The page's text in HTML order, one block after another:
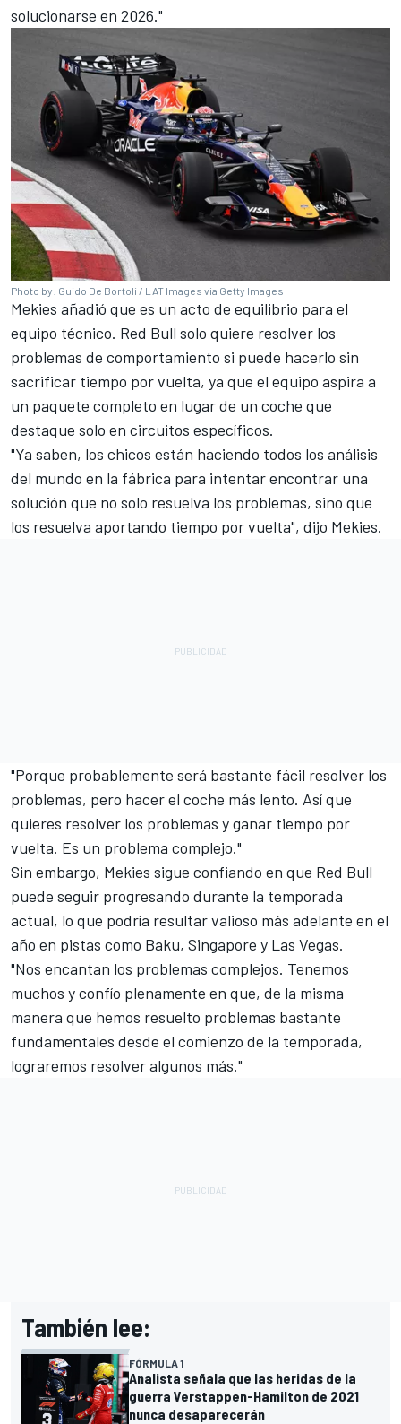
solucionarse en 2026."
Photo by: Guido De Bortoli / LAT Images via Getty Images
Mekies añadió que es un acto de equilibrio para el
equipo técnico. Red Bull solo quiere resolver los
problemas de comportamiento si puede hacerlo sin
sacrificar tiempo por vuelta, ya que el equipo aspira a
un paquete completo en lugar de un coche que
destaque solo en circuitos específicos.
"Ya saben, los chicos están haciendo todos los análisis
del mundo en la fábrica para intentar encontrar una
solución que no solo resuelva los problemas, sino que
los resuelva aportando tiempo por vuelta", dijo Mekies.
"Porque probablemente será bastante fácil resolver los
problemas, pero hacer el coche más lento. Así que
quieres resolver los problemas y ganar tiempo por
vuelta. Es un problema complejo."
Sin embargo, Mekies sigue confiando en que Red Bull
puede seguir progresando durante la temporada
actual, lo que podría resultar valioso más adelante en el
año en pistas como Baku, Singapore y Las Vegas.
"Nos encantan los problemas complejos. Tenemos
muchos y confío plenamente en que, de la misma
manera que hemos resuelto problemas bastante
fundamentales desde el comienzo de la temporada,
lograremos resolver algunos más."
También lee:
FÓRMULA 1
Analista señala que las heridas de la
guerra Verstappen-Hamilton de 2021
nunca desaparecerán